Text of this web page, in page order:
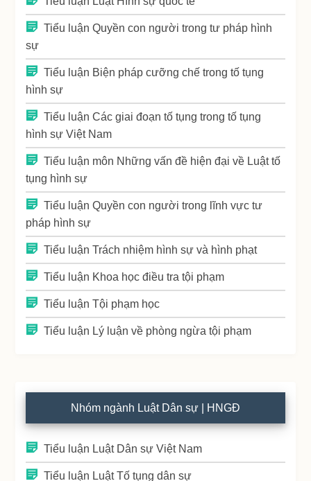
Tiểu luận Quyền con người trong tư pháp hình
sự
Tiểu luận Biện pháp cưỡng chế trong tố tụng
hình sự
Tiểu luận Các giai đoạn tố tụng trong tố tụng
hình sự Việt Nam
Tiểu luận môn Những vấn đề hiện đại về Luật tố
tụng hình sự
Tiểu luận Quyền con người trong lĩnh vực tư
pháp hình sự
Tiểu luận Trách nhiệm hình sự và hình phạt
Tiểu luận Khoa học điều tra tội phạm
Tiểu luận Tội phạm học
Tiểu luận Lý luận về phòng ngừa tội phạm
Nhóm ngành Luật Dân sự | HNGĐ
Tiểu luận Luật Dân sự Việt Nam
Tiểu luận Luật Tố tụng dân sự